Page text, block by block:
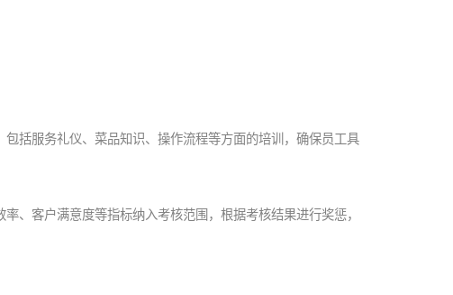
括服务礼仪、菜品知识、操作流程等方面的培训，确保员工具
、客户满意度等指标纳入考核范围，根据考核结果进行奖惩，